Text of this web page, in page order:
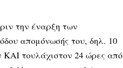
την έναρξη των
απομόνωσής του, δηλ. 10
τουλάχιστον 24 ώρες από